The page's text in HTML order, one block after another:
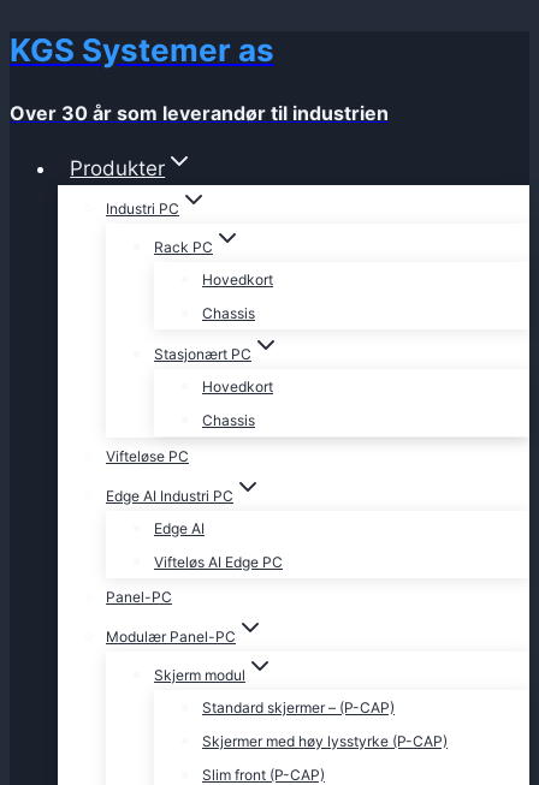
Skip
content
KGS Systemer as
Over 30 år som leverandør til industrien
Produkter
Industri PC
Rack PC
Hovedkort
Chassis
Stasjonært PC
Hovedkort
Chassis
Vifteløse PC
Edge AI Industri PC
Edge AI
Vifteløs AI Edge PC
Panel-PC
Modulær Panel-PC
Skjerm modul
Standard skjermer – (P-CAP)
Skjermer med høy lysstyrke (P-CAP)
Slim front (P-CAP)